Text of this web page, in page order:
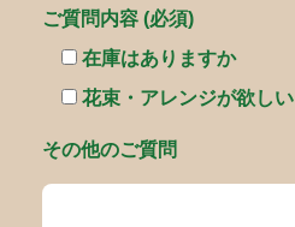
ご質問内容 (必須)
在庫はありますか
花束・アレンジが欲しい
その他のご質問